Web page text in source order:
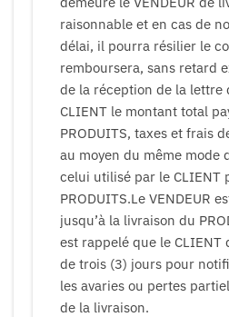
raisonnable et en cas de
délai, il pourra résilier le
remboursera, sans retard
de la réception de la lettre
CLIENT le montant total
PRODUITS, taxes et frais
au moyen du même mode
celui utilisé par le CLIENT
PRODUITS.Le VENDEUR
jusqu’à la livraison du
est rappelé que le CLIENT
de trois (3) jours pour
les avaries ou pertes
de la livraison.